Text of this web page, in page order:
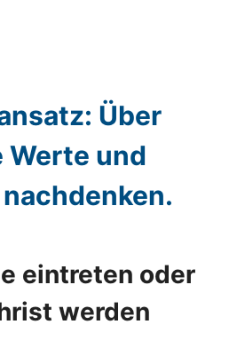
Über
Werte und
eintreten oder
werden